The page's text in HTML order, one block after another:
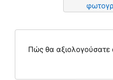
Πώς θα αξιολογούσατε